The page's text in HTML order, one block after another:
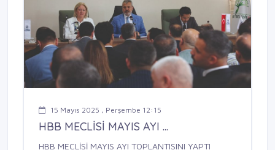
15 Mayıs 2025 , Perşembe 12:15
HBB MECLİSİ MAYIS AYI ...
HBB MECLİSİ MAYIS AYI TOPLANTISINI YAPTI